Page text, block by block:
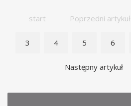
start Poprzedni artykuł
3 4 5 6
Następny artykuł